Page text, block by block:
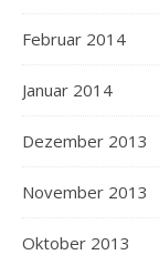
Februar 2014
Januar 2014
Dezember 2013
November 2013
Oktober 2013